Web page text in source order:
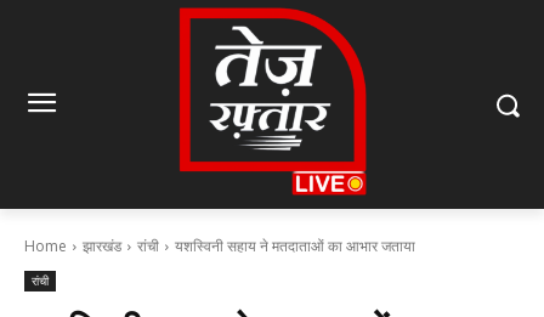
Home झारखंड रांची यशस्विनी सहाय ने मतदाताओं का आभार जताया
रांची